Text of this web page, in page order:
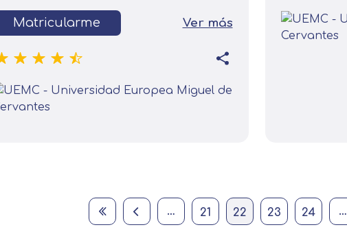
Matricularme Ver más
First page Previous page … Página
21 Current page
22 Página
23 Página
24 …